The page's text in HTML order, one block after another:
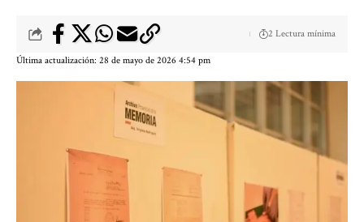
Última actualización: 28 de mayo de 2026 4:54 pm
2 Lectura mínima